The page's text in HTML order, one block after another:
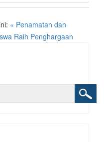
« Penamatan dan
Raih Penghargaan